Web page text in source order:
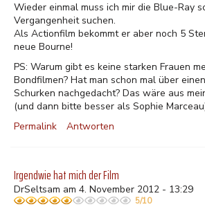
Wieder einmal muss ich mir die Blue-Ray
Vergangenheit suchen.
Als Actionfilm bekommt er aber noch 5
neue Bourne!
PS: Warum gibt es keine starken Frauen
Bondfilmen? Hat man schon mal über
Schurken nachgedacht? Das wäre aus
(und dann bitte besser als Sophie
Permalink
Antworten
Irgendwie hat mich der Film
DrSeltsam am 4. November 2012 - 13:29
5/10